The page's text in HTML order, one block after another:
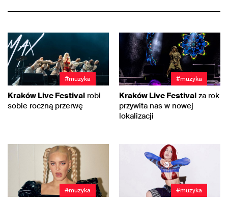
#muzyka
Kraków Live Festival robi
sobie roczną przerwę
#muzyka
Kraków Live Festival za rok
przywita nas w nowej
lokalizacji
#muzyka #muzyka